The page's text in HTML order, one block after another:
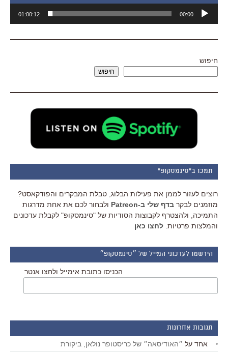
אודיו
00:00
01:00:12
חיפוש
חיפוש
תמכו ב"סינמסקופ"
רוצים לעזור לממן את פעילות הבלוג, טבלת המבקרים והפודקאסט?
מוזמנים לבקר בדף שלי ב-Patreon
ולבחור לכם את אחת מדרגות
התמיכה, ולהצטרף לקבוצות הסודיות של "סינמסקופ" לקבלת עדכונים
והמלצות פרטיות. לחצו כאן
הירשמו לעדכוני המייל של ״סינמסקופ״
הכניסו כתובת אימייל ולחצו אנטר
תגובות אחרונות
אחד על ״האודיסאה״ של כריסטופר נולאן, ביקורת